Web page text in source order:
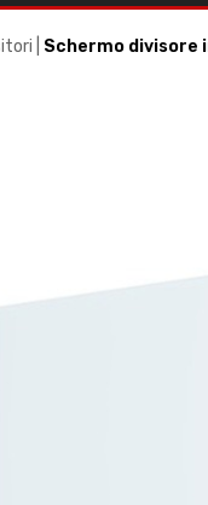
Schermo divisore